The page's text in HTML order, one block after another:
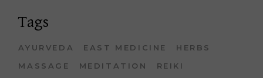
Tags
AYURVEDA EAST MEDICINE
HERBS
MASSAGE
MEDITATION
REIKI